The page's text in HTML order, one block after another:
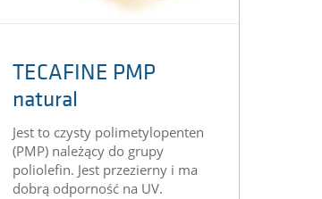
TECAFINE PMP
natural
Jest to czysty polimetylopenten
(PMP) należący do grupy
poliolefin. Jest przezierny i ma
dobrą odporność na UV.